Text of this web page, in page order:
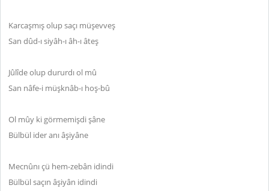
Karcaşmış olup saçı müşevveş
San dûd-ı siyâh-ı âh-ı âteş
Jûlîde olup dururdı ol mû
San nâfe-i müşknâb-ı hoş-bû
Ol mûy ki görmemişdi şâne
Bülbül ider anı âşiyâne
Mecnûnı çü hem-zebân idindi
Bülbül saçın âşiyân idindi